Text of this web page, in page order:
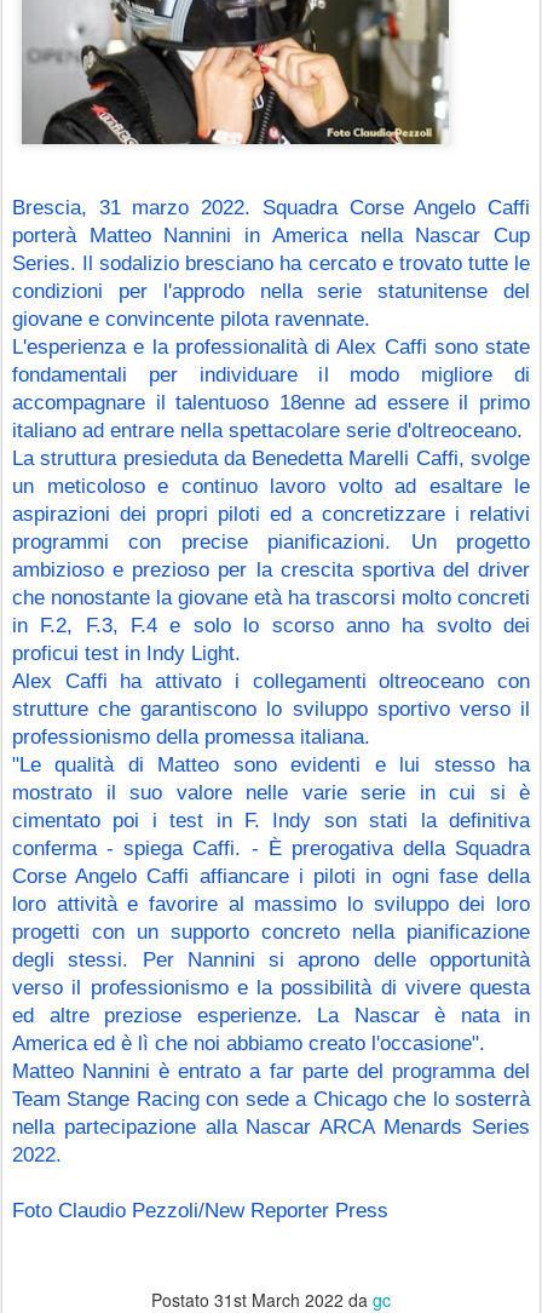
Brescia, 31 marzo 2022. Squadra Corse Angelo Caffi
porterà Matteo Nannini in America nella Nascar Cup
Series. Il sodalizio bresciano ha cercato e trovato tutte le
condizioni per l'approdo nella serie statunitense del
giovane e convincente pilota ravennate.
L'esperienza e la professionalità di Alex Caffi sono state
fondamentali per individuare il modo migliore di
accompagnare il talentuoso 18enne ad essere il primo
italiano ad entrare nella spettacolare serie d'oltreoceano.
La struttura presieduta da Benedetta Marelli Caffi, svolge
un meticoloso e continuo lavoro volto ad esaltare le
aspirazioni dei propri piloti ed a concretizzare i relativi
programmi con precise pianificazioni. Un progetto
ambizioso e prezioso per la crescita sportiva del driver
che nonostante la giovane età ha trascorsi molto concreti
in F.2, F.3, F.4 e solo lo scorso anno ha svolto dei
proficui test in Indy Light.
Alex Caffi ha attivato i collegamenti oltreoceano con
strutture che garantiscono lo sviluppo sportivo verso il
professionismo della promessa italiana.
"Le qualità di Matteo sono evidenti e lui stesso ha
mostrato il suo valore nelle varie serie in cui si è
cimentato poi i test in F. Indy son stati la definitiva
conferma - spiega Caffi. - È prerogativa della Squadra
Corse Angelo Caffi affiancare i piloti in ogni fase della
loro attività e favorire al massimo lo sviluppo dei loro
progetti con un supporto concreto nella pianificazione
degli stessi. Per Nannini si aprono delle opportunità
verso il professionismo e la possibilità di vivere questa
ed altre preziose esperienze. La Nascar è nata in
America ed è lì che noi abbiamo creato l'occasione".
Matteo Nannini è entrato a far parte del programma del
Team Stange Racing con sede a Chicago che lo sosterrà
nella partecipazione alla Nascar ARCA Menards Series
2022.
Foto Claudio Pezzoli/New Reporter Press
Postato 31st March 2022 da gc